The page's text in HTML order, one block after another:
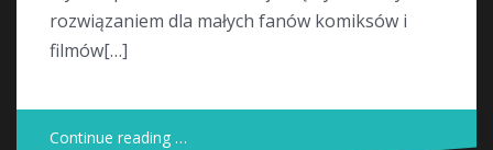
rozwiązaniem dla małych fanów komiksów i
filmów[…]
Continue reading …